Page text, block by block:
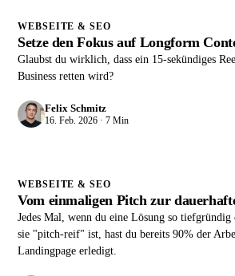
WEBSEITE & SEO
Setze den Fokus auf Longform
Glaubst du wirklich, dass ein 15-sekündiges
Business retten wird?
Felix Schmitz
16. Feb. 2026 · 7 Min
WEBSEITE & SEO
Vom einmaligen Pitch zur
Jedes Mal, wenn du eine Lösung so tiefgründig
sie "pitch-reif" ist, hast du bereits 90% der
Landingpage erledigt.